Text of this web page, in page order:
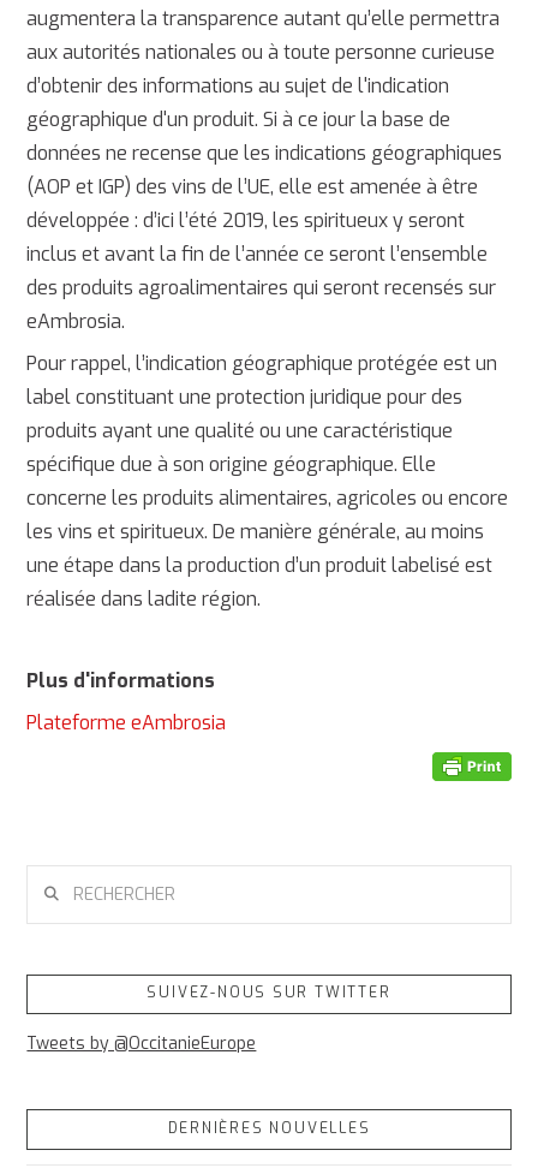
augmentera la transparence autant qu’elle permettra
aux autorités nationales ou à toute personne curieuse
d’obtenir des informations au sujet de l'indication
géographique d'un produit. Si à ce jour la base de
données ne recense que les indications géographiques
(AOP et IGP) des vins de l’UE, elle est amenée à être
développée : d’ici l’été 2019, les spiritueux y seront
inclus et avant la fin de l’année ce seront l’ensemble
des produits agroalimentaires qui seront recensés sur
eAmbrosia.
Pour rappel, l’indication géographique protégée est un
label constituant une protection juridique pour des
produits ayant une qualité ou une caractéristique
spécifique due à son origine géographique. Elle
concerne les produits alimentaires, agricoles ou encore
les vins et spiritueux. De manière générale, au moins
une étape dans la production d’un produit labelisé est
réalisée dans ladite région.
Plus d'informations
Plateforme eAmbrosia
SUIVEZ-NOUS SUR TWITTER
Tweets by @OccitanieEurope
DERNIÈRES NOUVELLES